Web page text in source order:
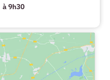
à 9h30